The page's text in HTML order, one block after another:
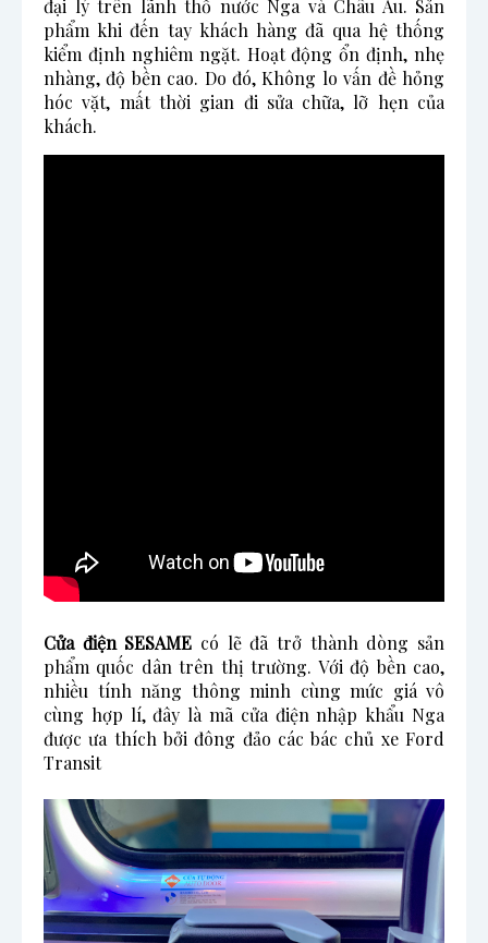
đại lý trên lãnh thổ nước Nga và Châu Âu. Sản
phẩm khi đến tay khách hàng đã qua hệ thống
kiểm định nghiêm ngặt. Hoạt động ổn định, nhẹ
nhàng, độ bền cao. Do đó, Không lo vấn đề hỏng
hóc vặt, mất thời gian đi sửa chữa, lỡ hẹn của
khách.
Cửa điện SESAME có lẽ đã trở thành dòng sản
phẩm quốc dân trên thị trường. Với độ bền cao,
nhiều tính năng thông minh cùng mức giá vô
cùng hợp lí, đây là mã cửa điện nhập khẩu Nga
được ưa thích bởi đông đảo các bác chủ xe Ford
Transit